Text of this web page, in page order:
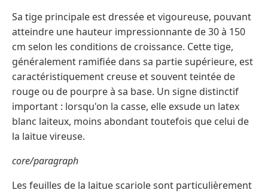
Sa tige principale est dressée et vigoureuse, pouvant
atteindre une hauteur impressionnante de 30 à 150
cm selon les conditions de croissance. Cette tige,
généralement ramifiée dans sa partie supérieure, est
caractéristiquement creuse et souvent teintée de
rouge ou de pourpre à sa base. Un signe distinctif
important : lorsqu'on la casse, elle exsude un latex
blanc laiteux, moins abondant toutefois que celui de
la laitue vireuse.
core/paragraph
Les feuilles de la laitue scariole sont particulièrement